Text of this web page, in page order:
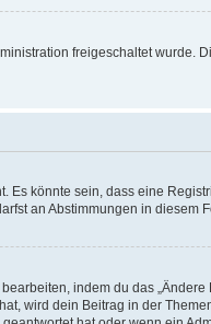
freigeschaltet wurde.
könnte sein, dass eine
an Abstimmungen in diesem
indem du das
wird dein Beitrag in der